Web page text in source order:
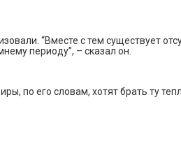
“Вместе с тем существует
периоду”, – сказал он.
по его словам, хотят брать ту